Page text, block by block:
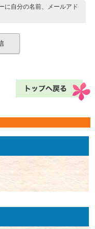
に自分の名前、メールアド